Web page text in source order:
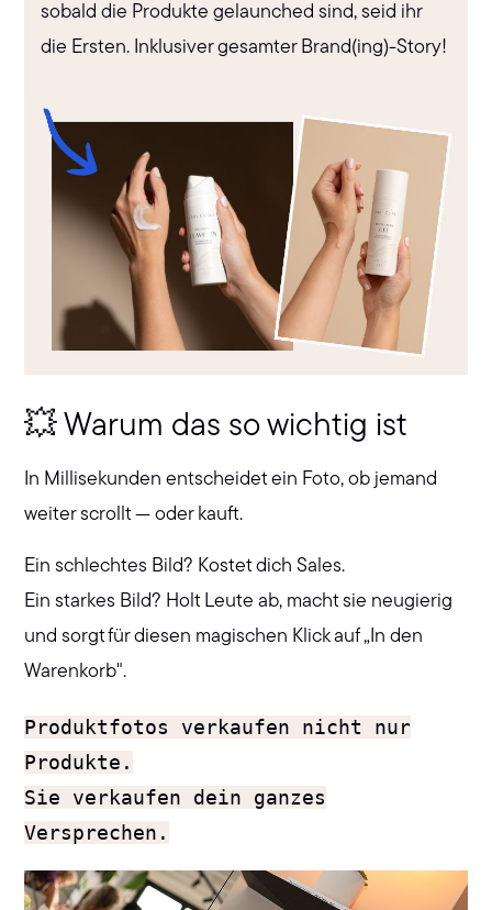
sobald die Produkte gelaunched sind, seid ihr
die Ersten. Inklusiver gesamter Brand(ing)-Story!
💥 Warum das so wichtig ist
In Millisekunden entscheidet ein Foto, ob jemand
weiter scrollt — oder kauft.
Ein schlechtes Bild? Kostet dich Sales.
Ein starkes Bild? Holt Leute ab, macht sie neugierig
und sorgt für diesen magischen Klick auf „In den
Warenkorb".
Produktfotos verkaufen nicht nur
Produkte.
Sie verkaufen dein ganzes
Versprechen.